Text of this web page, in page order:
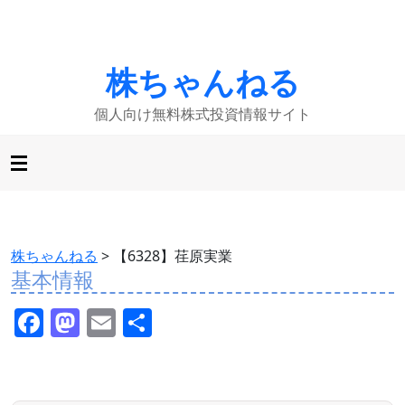
株ちゃんねる
個人向け無料株式投資情報サイト
株ちゃんねる > 【6328】荏原実業
基本情報
F M E